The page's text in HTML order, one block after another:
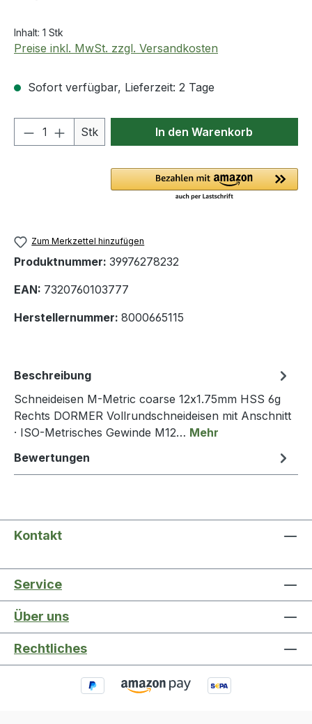
Inhalt: 1 Stk
Preise inkl. MwSt. zzgl. Versandkosten
Sofort verfügbar, Lieferzeit: 2 Tage
Produkt Anzahl: Gib den
Stk In den Warenkorb
Zum Merkzettel hinzufügen
Produktnummer: 39976278232
EAN: 7320760103777
Herstellernummer: 8000665115
Beschreibung
Schneideisen M-Metric coarse 12x1.75mm HSS 6g
Rechts DORMER Vollrundschneideisen mit Anschnitt
· ISO-Metrisches Gewinde M12… Mehr
Bewertungen
Kontakt
Service
Über uns
Rechtliches